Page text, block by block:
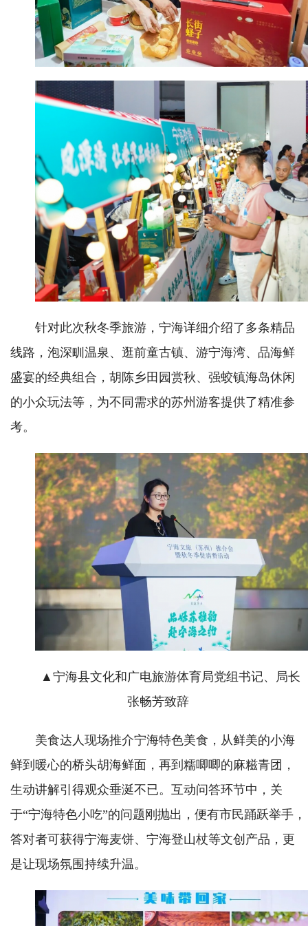
针对此次秋冬季旅游，宁海详细介绍了多条精品
线路，泡深甽温泉、逛前童古镇、游宁海湾、品海鲜
盛宴的经典组合，胡陈乡田园赏秋、强蛟镇海岛休闲
的小众玩法等，为不同需求的苏州游客提供了精准参
考。
▲宁海县文化和广电旅游体育局党组书记、局长
张畅芳致辞
美食达人现场推介宁海特色美食，从鲜美的小海
鲜到暖心的桥头胡海鲜面，再到糯唧唧的麻糍青团，
生动讲解引得观众垂涎不已。互动问答环节中，关
于“宁海特色小吃”的问题刚抛出，便有市民踊跃举手，
答对者可获得宁海麦饼、宁海登山杖等文创产品，更
是让现场氛围持续升温。